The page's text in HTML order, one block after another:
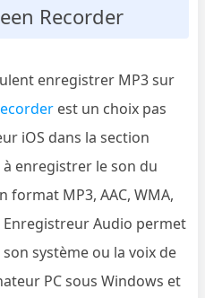
Recorder
enregistrer MP3 sur
est un choix pas
iOS dans la section
enregistrer le son du
format MP3, AAC, WMA,
Audio permet
système ou la voix de
PC sous Windows et